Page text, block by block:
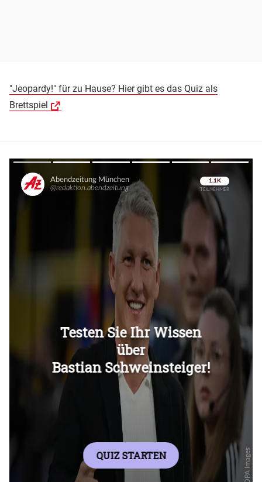
"Jeopardy!" für zu Hause? Hier gibt es das Quiz als
Brettspiel
Überspringen